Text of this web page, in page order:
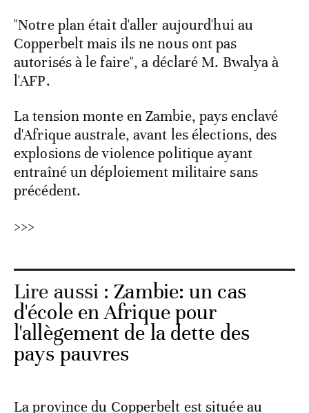
"Notre plan était d'aller aujourd'hui au
Copperbelt mais ils ne nous ont pas
autorisés à le faire", a déclaré M. Bwalya à
l'AFP.
La tension monte en Zambie, pays enclavé
d'Afrique australe, avant les élections, des
explosions de violence politique ayant
entraîné un déploiement militaire sans
précédent.
>>>
Lire aussi : Zambie: un cas
d'école en Afrique pour
l'allègement de la dette des
pays pauvres
La province du Copperbelt est située au